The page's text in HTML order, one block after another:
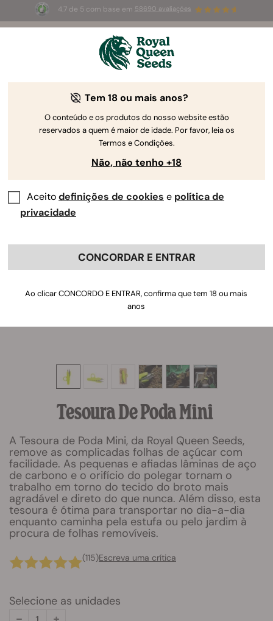
4.7 de 5 com base em 58690 avaliações
Summer Sales: até 50%
de desconto! ⏤
Tesoura De Poda Mini
A Tesoura de Poda Mini, da Royal Queen Seeds,
remove as complicadas folhas de açúcar com
facilidade. As pequenas e afiadas lâminas de aço
de carbono e o orifício do polegar tornam o
trabalho em torno do tecido do broto mais
agradável e direto do que nunca. Além disso, esta
tesoura é ótima para transportar no dia-a-dia
enquanto caminha pela estufa ou pelo jardim à
procura de folhas removíveis.
(115)Escreva uma crítica
Selecione as unidades
Tem 18 ou mais anos?
O conteúdo e os produtos do nosso website estão
reservados a quem é maior de idade. Por favor, leia os
Termos e Condições.
Não, não tenho +18
Aceitodefinições de cookies e política de
privacidade
CONCORDAR E ENTRAR
Ao clicar CONCORDO E ENTRAR, confirma que tem 18 ou mais
anos